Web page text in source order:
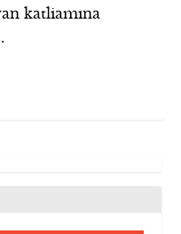
katliamına